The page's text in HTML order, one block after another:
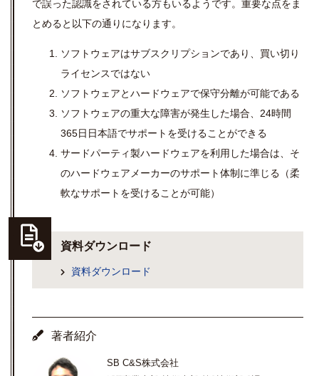
で誤った認識をされている方もいるようです。重要な点をま
とめると以下の通りになります。
ソフトウェアはサブスクリプションであり、買い切り
ライセンスではない
ソフトウェアとハードウェアで保守分離が可能である
ソフトウェアの重大な障害が発生した場合、24時間
365日日本語でサポートを受けることができる
サードパーティ製ハードウェアを利用した場合は、そ
のハードウェアメーカーのサポート体制に準じる（柔
軟なサポートを受けることが可能）
資料ダウンロード
資料ダウンロード
著者紹介
SB C&S株式会社